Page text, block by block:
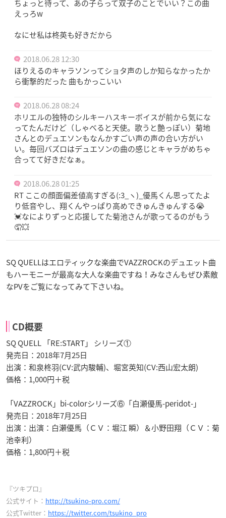
ちょっと待って、あの子らって双子のことでいい？この曲
えっろw
なにせ私は柊英も好きだから
2018.06.28 12:30
ほりえるのキャラソンってショタ声のしか知らなかったか
ら衝撃的だった 曲もかっこいい
2018.06.28 08:24
ホリエルの独特のシルキーハスキーボイスが前から気にな
ってたんだけど（しゃべると天使。歌うと艶っぽい）菊地
さんとのデュエソンもなんかすごい声の声の合い方がい
い。毎回バズロはデュエソンの曲の感じとキャラがめちゃ
合ってて好きだなぁ。
2018.06.28 01:25
RT ここの顔面偏差値高すぎる(:3_ヽ)_優馬くん思ってたよ
り低音やし、翔くんやっぱり高めできゅんきゅんする😭
💓なによりずっと応援してた菊池さんが歌ってるのがもう
🤦💥
SQ QUELLはエロティックな楽曲でVAZZROCKのデュエット曲
もハーモニーが最高な大人な楽曲ですね！みなさんもぜひ素敵
なPVをご覧になってみて下さいね。
CD概要
SQ QUELL 「RE:START」 シリーズ①
発売日：2018年7月25日
出演：和泉柊羽(CV:武内駿輔)、堀宮英知(CV:西山宏太朗)
価格：1,000円＋税
「VAZZROCK」bi-colorシリーズ⑥「白瀬優馬-peridot-」
発売日：2018年7月25日
出演：出演：白瀬優馬（ＣＶ：堀江 瞬）＆小野田翔（ＣＶ：菊
池幸利）
価格：1,800円＋税
『ツキプロ』
公式サイト： http://tsukino-pro.com/
公式Twitter： https://twitter.com/tsukino_pro